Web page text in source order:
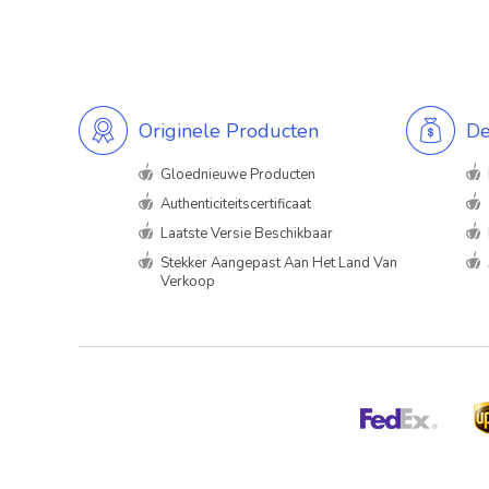
Originele Producten
Gloednieuwe Producten
Authenticiteitscertificaat
Laatste Versie Beschikbaar
Stekker Aangepast Aan Het Land Van
Verkoop